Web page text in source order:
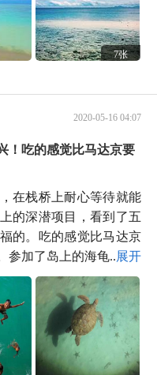
7张
2020-05-16 04:07
！吃的感觉比马达京要
在栈桥上耐心等待就能
的深潜项目，看到了五
的。吃的感觉比马达京
参加了岛上的海龟...展开